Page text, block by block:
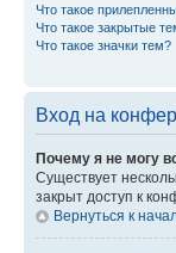
Что такое
Что такое закрытые
Что такое значки тем?
Вход на
Почему я не могу
Существует
закрыт доступ к
Вернуться к